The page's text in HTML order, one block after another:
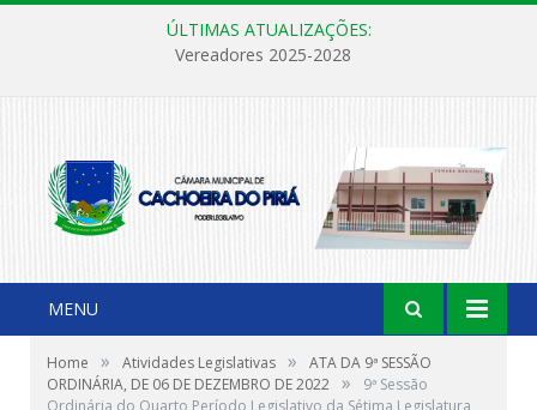
ÚLTIMAS ATUALIZAÇÕES:
Vereadores 2025-2028
MENU
Home » Atividades Legislativas »
ATA DA 9ª SESSÃO
ORDINÁRIA, DE 06 DE DEZEMBRO DE 2022 »
9ª Sessão
Ordinária do Quarto Período Legislativo da Sétima Legislatura